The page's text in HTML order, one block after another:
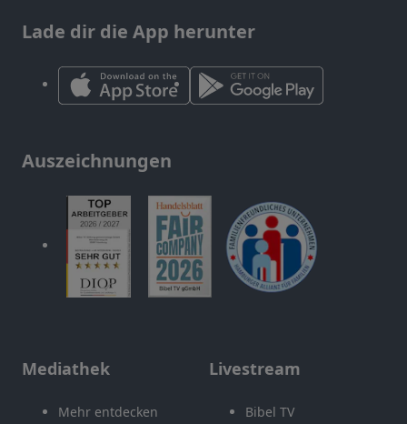
Lade dir die App herunter
Auszeichnungen
Mediathek
Mehr entdecken
Livestream
Bibel TV